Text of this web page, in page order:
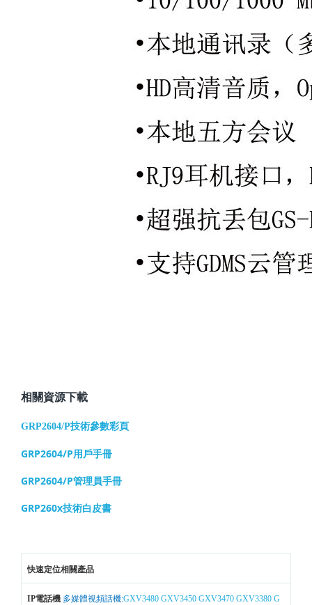
相關資源下載
GRP2604/P技術參數彩頁
GRP2604/P用戶手冊
GRP2604/P管理員手冊
GRP260x技術白皮書
快速定位相關產品
IP電話機 多媒體視頻話機:GXV3480 GXV3450 GXV3470 GXV3380 G